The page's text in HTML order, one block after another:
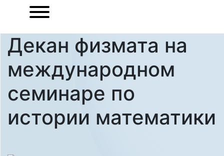
Декан физмата на
международном
семинаре по
истории математики